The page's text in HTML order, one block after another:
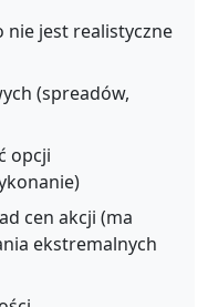
nie jest realistyczne
(spreadów,
opcji
cen akcji (ma
ekstremalnych